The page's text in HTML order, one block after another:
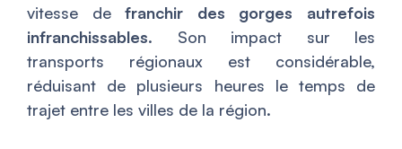
vitesse defranchir des gorges autrefois
infranchissables. Son impact sur les
transports régionaux est considérable,
réduisant de plusieurs heures le temps de
trajet entre les villes de la région.